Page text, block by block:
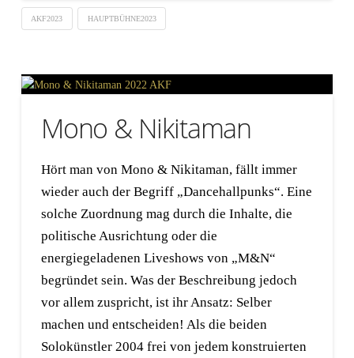
AKF2023 HAUPTBÜHNE2023
Mono & Nikitaman
Hört man von Mono & Nikitaman, fällt immer
wieder auch der Begriff „Dancehallpunks“. Eine
solche Zuordnung mag durch die Inhalte, die
politische Ausrichtung oder die
energiegeladenen Liveshows von „M&N“
begründet sein. Was der Beschreibung jedoch
vor allem zuspricht, ist ihr Ansatz: Selber
machen und entscheiden! Als die beiden
Solokünstler 2004 frei von jedem konstruierten